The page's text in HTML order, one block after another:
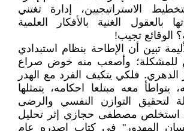
الاستراتيجيين، إدارة تغتني
بالعقول الغنية بالأفكار العلمية
الوقائع تجيب!
تبين أن الإطاحة بنظام استبدادي
للمشكلة؛ وأصعب منه خوض صراع
الدهري. فلكي يتكيف الفرد مع الهدر
يتواطأ معه مبتلعا احكامه، يتمثلها
لتحقيق التوازن النفسي والرضى
استخلص مصطفى حجازي إثر تحليل
المهدور" في كتاب اصدره عام